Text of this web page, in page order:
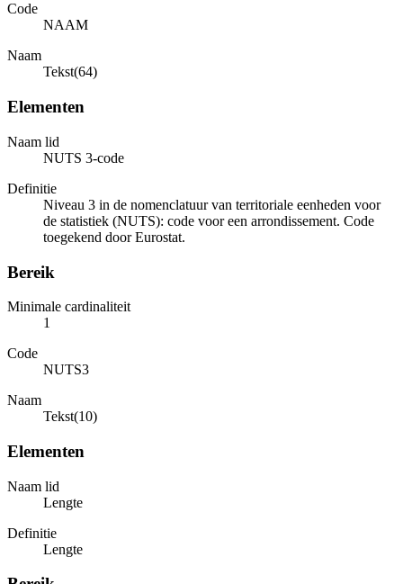
Code
NAAM
Naam
Tekst(64)
Elementen
Naam lid
NUTS 3-code
Definitie
Niveau 3 in de nomenclatuur van territoriale eenheden voor
de statistiek (NUTS): code voor een arrondissement. Code
toegekend door Eurostat.
Bereik
Minimale cardinaliteit
1
Code
NUTS3
Naam
Tekst(10)
Elementen
Naam lid
Lengte
Definitie
Lengte